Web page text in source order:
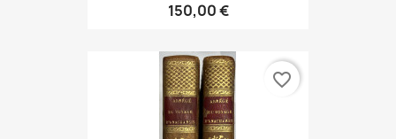
150,00 €
favorite_border